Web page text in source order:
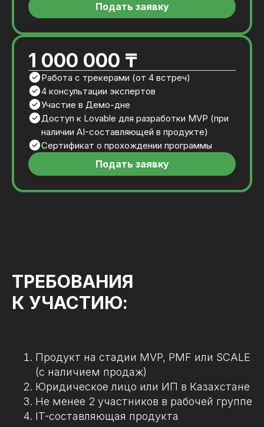
Подать заявку
1 000 000 ₸
Работа с трекерами (от 4 встреч)
4 консультации экспертов
Участие в Демо-дне
Доступ к Lovable для разработки MVP (при
наличии AI-составляющей в продукте)
Сертификат о прохождении программы
Подать заявку
ТРЕБОВАНИЯ
К УЧАСТИЮ:
Продукт на стадии MVP, PMF или SCALE
(с наличием продаж)
Юридическое лицо или ИП в Казахстане
Не менее 2 участников в рабочей группе
IT-составляющая продукта